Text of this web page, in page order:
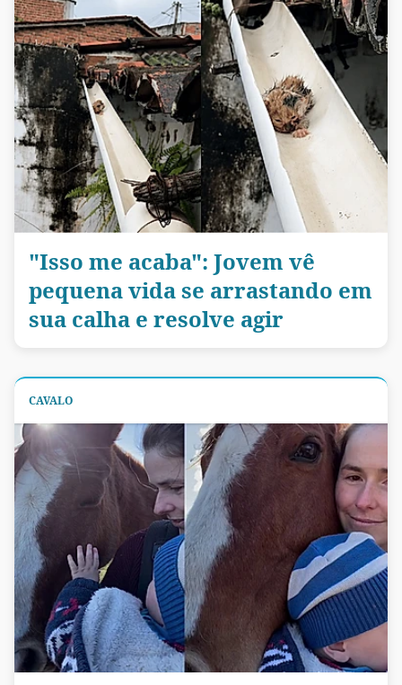
"Isso me acaba": Jovem vê
pequena vida se arrastando em
sua calha e resolve agir
CAVALO